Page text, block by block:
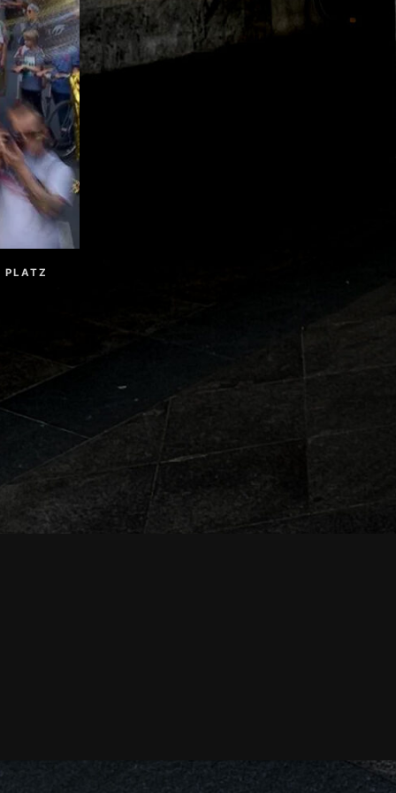
PLATZ